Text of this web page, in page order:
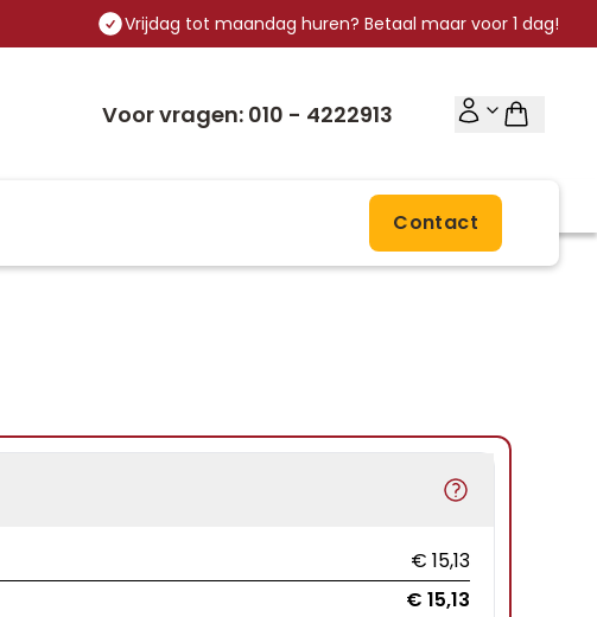
Vrijdag tot maandag huren? Betaal maar voor 1 dag!
Voor vragen: 010 - 4222913
Contact
€ 15,13
€ 15,13